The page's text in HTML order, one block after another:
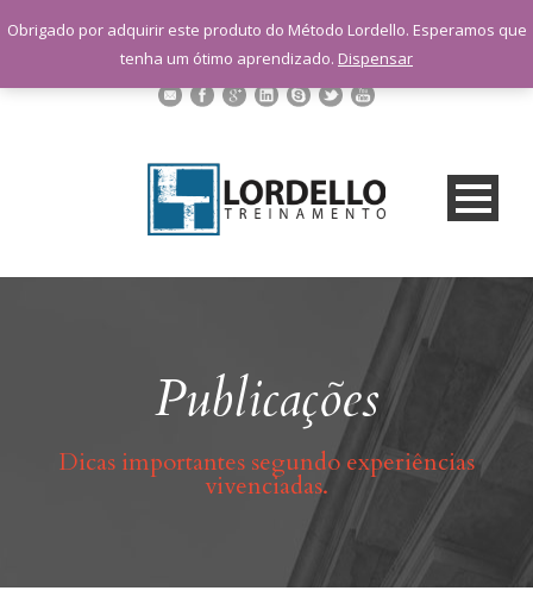
sac@lordellotreinamento.com.br
+55 11 9 1398-3091
Publicações
Dicas importantes segundo experiências
vivenciadas.
Obrigado por adquirir este produto do Método Lordello. Esperamos que
tenha um ótimo aprendizado. Dispensar